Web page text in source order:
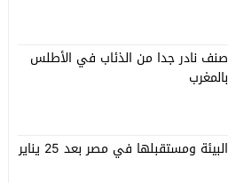
صنف نادر جدا من الذئاب في الأطلس
بالمغرب
البيئة ومستقبلها في مصر بعد 25 يناير